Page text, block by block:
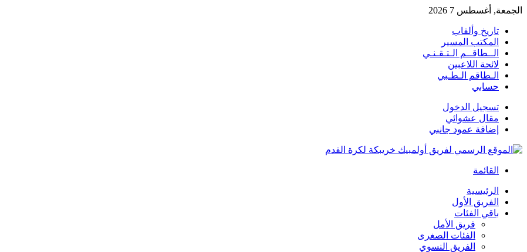
الجمعة, أغسطس 7 2026
تاريخ وألقاب
المكتب المسير
الــطاقــم الـتـقـنـي
لائحة اللاعبين
الـطاقم الـطـبي
حسابي
تسجيل الدخول
مقال عشوائي
إضافة عمود جانبي
القائمة
الرئيسية
الفريق الأول
باقي الفئات
فريق الأمل
الفئات الصغرى
الفريق النسوي